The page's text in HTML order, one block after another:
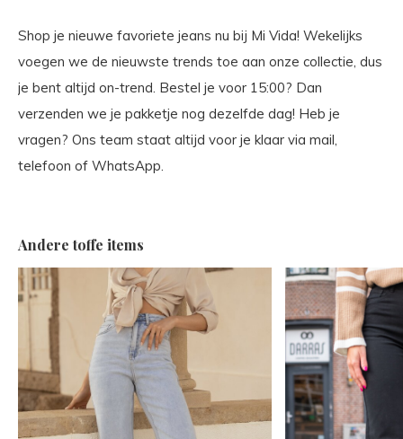
Shop je nieuwe favoriete jeans nu bij Mi Vida! Wekelijks
voegen we de nieuwste trends toe aan onze collectie, dus
je bent altijd on-trend. Bestel je voor 15:00? Dan
verzenden we je pakketje nog dezelfde dag! Heb je
vragen? Ons team staat altijd voor je klaar via mail,
telefoon of WhatsApp.
Andere toffe items